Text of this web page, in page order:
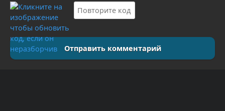
Отправить комментарий